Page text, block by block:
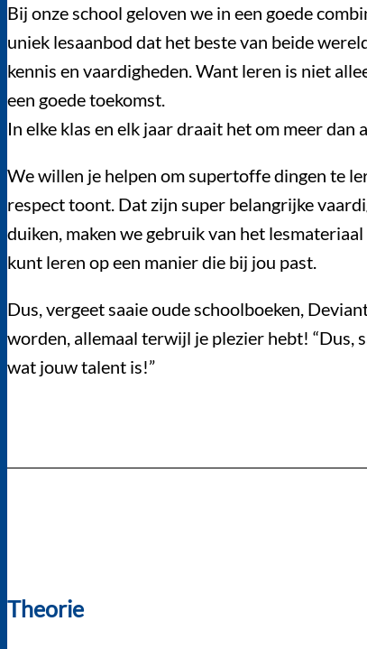
Bij onze school geloven we in een goede
uniek lesaanbod dat het beste van beide
kennis en vaardigheden. Want leren is niet
een goede toekomst.
In elke klas en elk jaar draait het om meer dan
We willen je helpen om supertoffe dingen te
respect toont. Dat zijn super belangrijke
duiken, maken we gebruik van het
kunt leren op een manier die bij jou past.
Dus, vergeet saaie oude schoolboeken,
worden, allemaal terwijl je plezier hebt! “Dus,
wat jouw talent is!”
Theorie